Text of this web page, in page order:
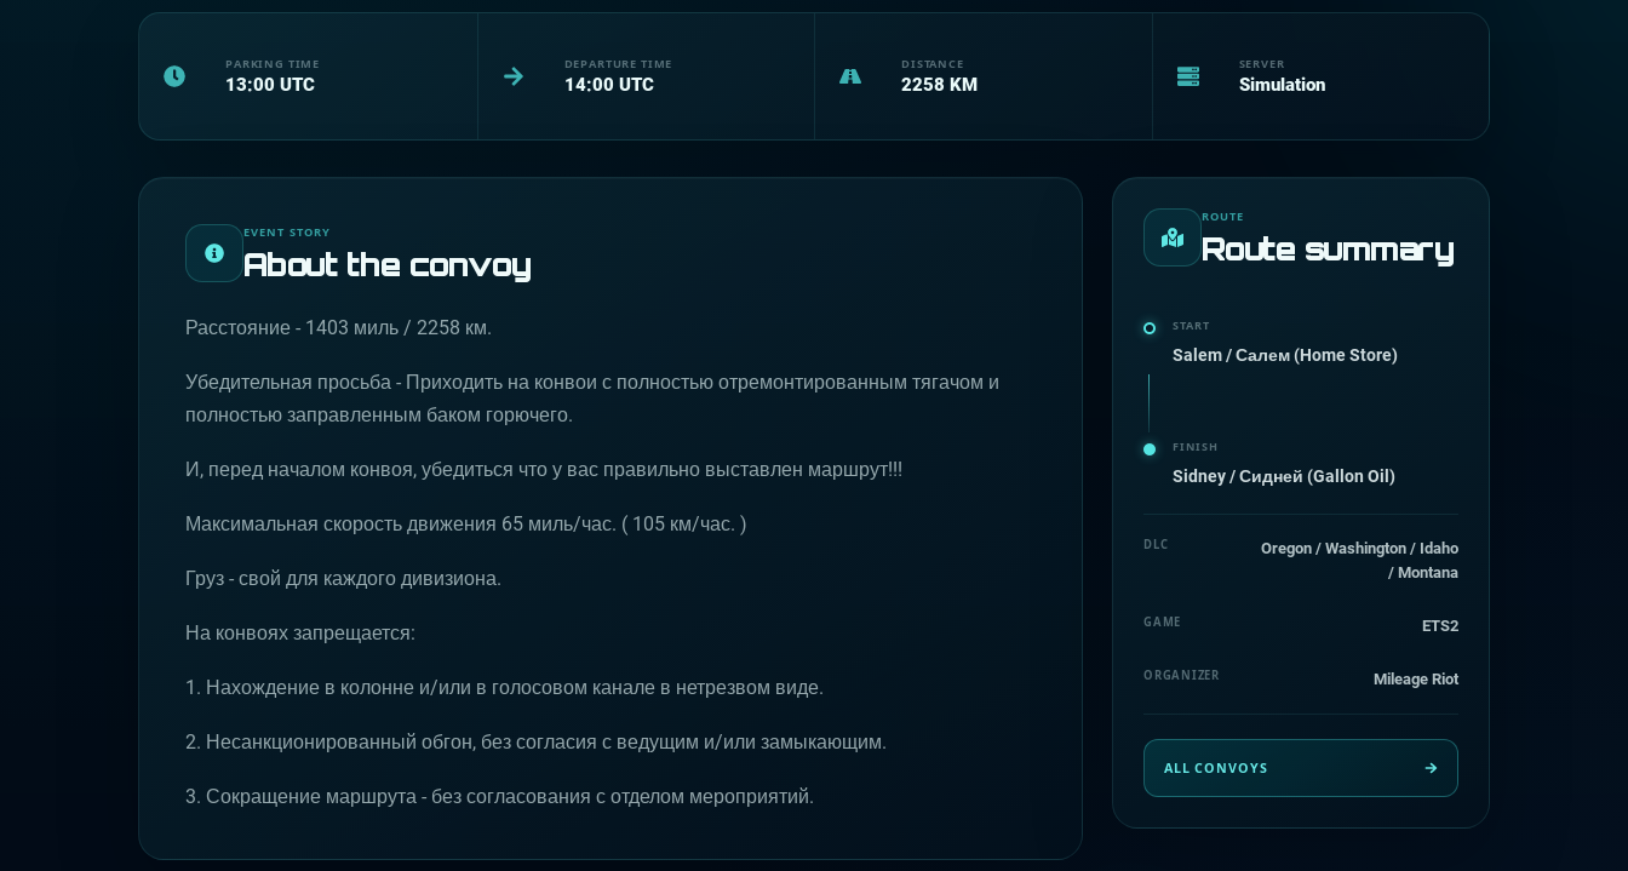
PARKING TIME
13:00 UTC
DEPARTURE TIME
14:00 UTC
DISTANCE
2258 KM
SERVER
Simulation
EVENT STORY
About the convoy
Расстояние - 1403 миль / 2258 км.
Убедительная просьба - Приходить на конвои с полностью отремонтированным тягачом и
полностью заправленным баком горючего.
И, перед началом конвоя, убедиться что у вас правильно выставлен маршрут!!!
Максимальная скорость движения 65 миль/час. ( 105 км/час. )
Груз - свой для каждого дивизиона.
На конвоях запрещается:
1. Нахождение в колонне и/или в голосовом канале в нетрезвом виде.
2. Несанкционированный обгон, без согласия с ведущим и/или замыкающим.
3. Сокращение маршрута - без согласования с отделом мероприятий.
ROUTE
Route summary
START
Salem / Салем (Home Store)
FINISH
Sidney / Сидней (Gallon Oil)
DLC
Oregon / Washington / Idaho
/ Montana
GAME ETS2
ORGANIZER Mileage Riot
ALL CONVOYS